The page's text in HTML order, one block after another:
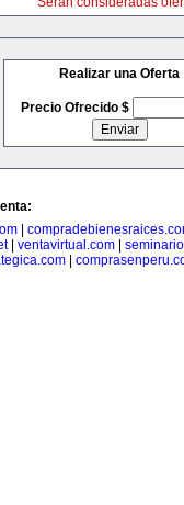
Realizar una Oferta
Precio Ofrecido $
| ventavirtual.com